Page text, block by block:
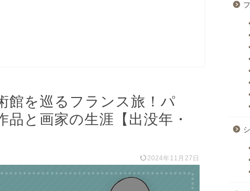
館を巡るフランス旅！パ
と画家の生涯【出没年・
2024年11月27日